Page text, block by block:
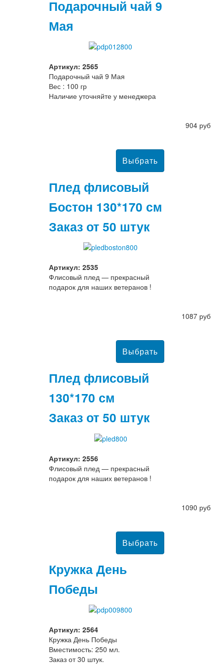
Подарочный чай 9
Мая
Артикул: 2565
Подарочный чай 9 Мая
Вес : 100 гр
Наличие уточняйте у менеджера
904 руб
Плед флисовый
Бостон 130*170 см
Заказ от 50 штук
Артикул: 2535
Флисовый плед — прекрасный
подарок для наших ветеранов !
1087 руб
Плед флисовый
130*170 см
Заказ от 50 штук
Артикул: 2556
Флисовый плед — прекрасный
подарок для наших ветеранов !
1090 руб
Кружка День
Победы
Артикул: 2564
Кружка День Победы
Вместимость: 250 мл.
Заказ от 30 штук.